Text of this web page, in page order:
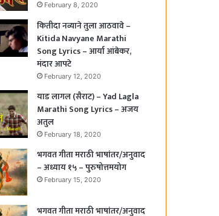
February 8, 2020
कितीदा नव्याने तुला आठवावे –
Kitida Navyane Marathi
Song Lyrics – आर्या आंबेकर,
मंदार आपटे
February 12, 2020
याड लागल (सैराट) – Yad Lagla
Marathi Song Lyrics – अजय
अतुल
February 18, 2020
भगवत गीता मराठी भाषांतर/अनुवाद
– अध्याय १५ – पुरुषोत्तमयोग
February 15, 2020
भगवत गीता मराठी भाषांतर/अनुवाद